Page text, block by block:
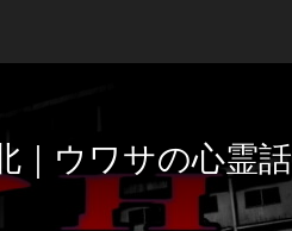
｜ウワサの心霊話